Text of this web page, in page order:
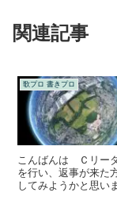
関連記事
歌プロ 書きプロ
こんばんは Ｃリー
を行い、返事が来た
してみようかと思い